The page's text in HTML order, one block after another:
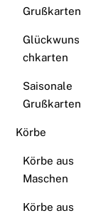
Grußkarten
Glückwuns
chkarten
Saisonale
Grußkarten
Körbe
Körbe aus
Maschen
Körbe aus